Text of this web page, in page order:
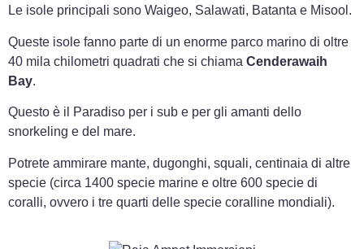
Le isole principali sono Waigeo, Salawati, Batanta e Misool.
Queste isole fanno parte di un enorme parco marino di oltre
40 mila chilometri quadrati che si chiama Cenderawaih
Bay.
Questo è il Paradiso per i sub e per gli amanti dello
snorkeling e del mare.
Potrete ammirare mante, dugonghi, squali, centinaia di altre
specie (circa 1400 specie marine e oltre 600 specie di
coralli, ovvero i tre quarti delle specie coralline mondiali).